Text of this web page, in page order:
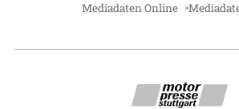
Mediadaten Online